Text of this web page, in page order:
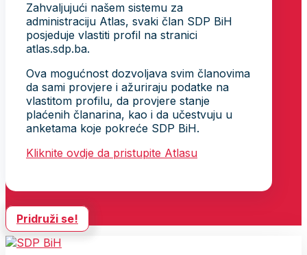
Zahvaljujući našem sistemu za
administraciju Atlas, svaki član SDP BiH
posjeduje vlastiti profil na stranici
atlas.sdp.ba.
Ova mogućnost dozvoljava svim članovima
da sami provjere i ažuriraju podatke na
vlastitom profilu, da provjere stanje
plaćenih članarina, kao i da učestvuju u
anketama koje pokreće SDP BiH.
Kliknite ovdje da pristupite Atlasu
Pridruži se!